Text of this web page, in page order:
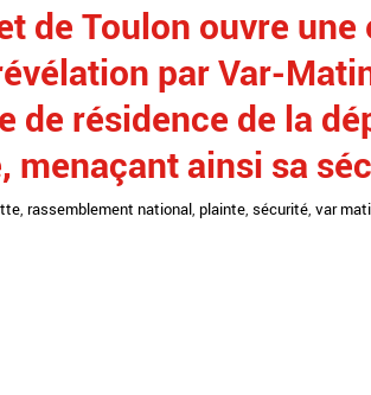
de Toulon ouvre
par Var-
de résidence de la
menaçant ainsi sa
, rassemblement national, plainte, sécurité, var